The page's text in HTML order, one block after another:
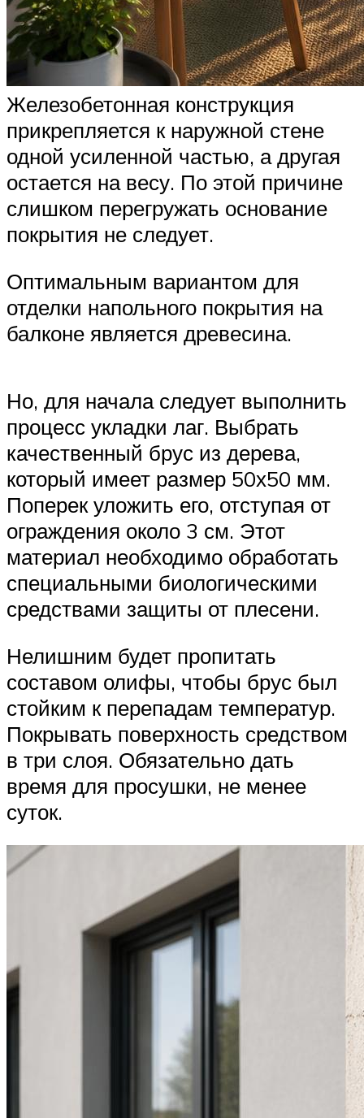
Железобетонная конструкция
прикрепляется к наружной стене
одной усиленной частью, а другая
остается на весу. По этой причине
слишком перегружать основание
покрытия не следует.
Оптимальным вариантом для
отделки напольного покрытия на
балконе является древесина.
Но, для начала следует выполнить
процесс укладки лаг. Выбрать
качественный брус из дерева,
который имеет размер 50х50 мм.
Поперек уложить его, отступая от
ограждения около 3 см. Этот
материал необходимо обработать
специальными биологическими
средствами защиты от плесени.
Нелишним будет пропитать
составом олифы, чтобы брус был
стойким к перепадам температур.
Покрывать поверхность средством
в три слоя. Обязательно дать
время для просушки, не менее
суток.